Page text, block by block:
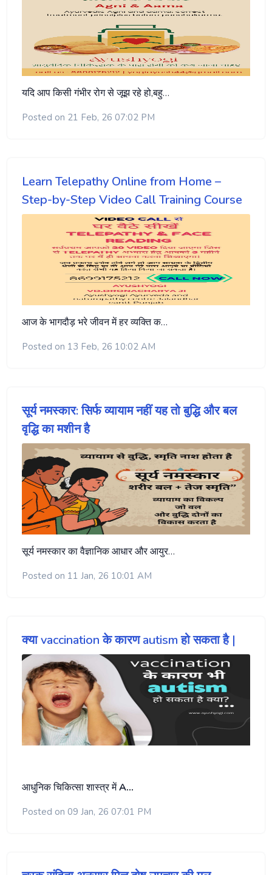
यदि आप किसी गंभीर रोग से जूझ रहे हो,बहु…
Posted on 21 Feb, 26 07:02 PM
Learn Telepathy Online from Home –
Step-by-Step Video Call Training Course
आज के भागदौड़ भरे जीवन में हर व्यक्ति क…
Posted on 13 Feb, 26 10:02 AM
सूर्य नमस्कार: सिर्फ व्यायाम नहीं यह तो बुद्धि और बल
वृद्धि का मशीन है
सूर्य नमस्कार का वैज्ञानिक आधार और आयुर…
Posted on 11 Jan, 26 10:01 AM
क्या vaccination के कारण autism हो सकता है |
आधुनिक चिकित्सा शास्त्र मेंA…
Posted on 09 Jan, 26 07:01 PM